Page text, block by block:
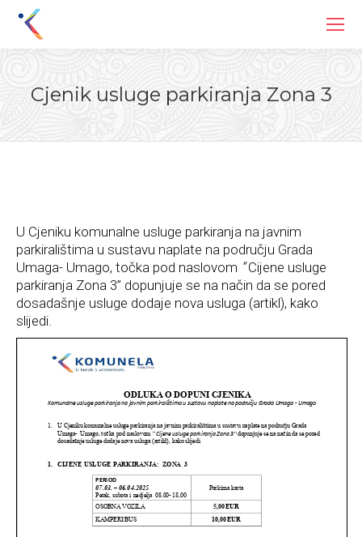
Cjenik usluge parkiranja Zona 3
U Cjeniku komunalne usluge parkiranja na javnim
parkiralištima u sustavu naplate na području Grada
Umaga- Umago, točka pod naslovom ”Cijene usluge
parkiranja Zona 3” dopunjuje se na način da se pored
dosadašnje usluge dodaje nova usluga (artikl), kako
slijedi.